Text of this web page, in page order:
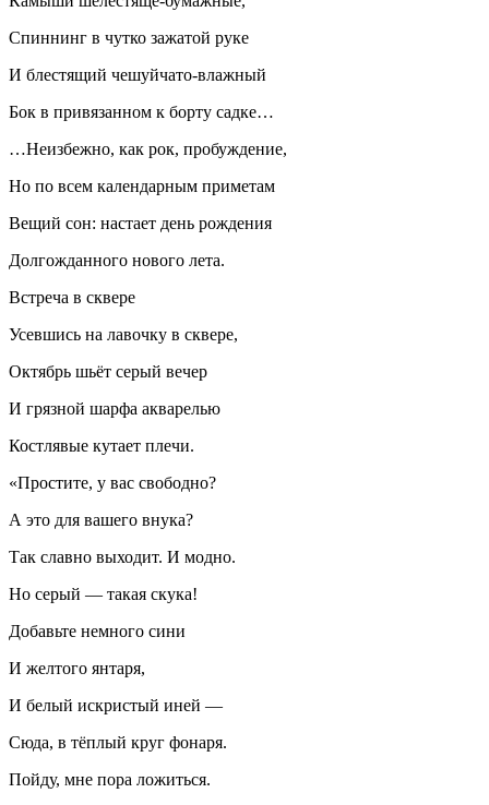
Спиннинг в чутко зажатой руке
И блестящий чешуйчато-влажный
Бок в привязанном к борту садке…
…Неизбежно, как рок, пробуждение,
Но по всем календарным приметам
Вещий сон: настает день рождения
Долгожданного нового лета.
Встреча в сквере
Усевшись на лавочку в сквере,
Октябрь шьёт серый вечер
И грязной шарфа акварелью
Костлявые кутает плечи.
«Простите, у вас свободно?
А это для вашего внука?
Так славно выходит. И модно.
Но серый — такая скука!
Добавьте немного сини
И желтого янтаря,
И белый искристый иней —
Сюда, в тёплый круг фонаря.
Пойду, мне пора ложиться.